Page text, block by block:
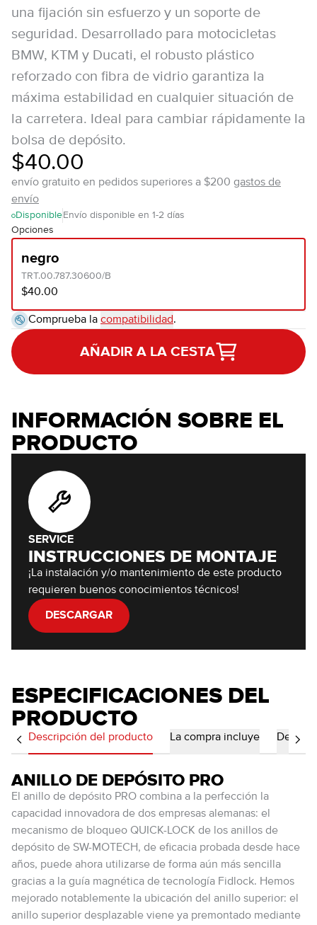
una fijación sin esfuerzo y un soporte de
seguridad. Desarrollado para motocicletas
BMW, KTM y Ducati, el robusto plástico
reforzado con fibra de vidrio garantiza la
máxima estabilidad en cualquier situación de
la carretera. Ideal para cambiar rápidamente la
bolsa de depósito.
$40.00
envío gratuito en pedidos superiores a $200 gastos de
envío
Disponible Envío disponible en 1-2 días
Opciones
negro
TRT.00.787.30600/B
$40.00
Comprueba la compatibilidad.
AÑADIR A LA CESTA
INFORMACIÓN SOBRE EL
PRODUCTO
SERVICE
INSTRUCCIONES DE MONTAJE
¡La instalación y/o mantenimiento de este producto
requieren buenos conocimientos técnicos!
DESCARGAR
ESPECIFICACIONES DEL
PRODUCTO
Descripción del producto La compra incluye Detalles
ANILLO DE DEPÓSITO PRO
El anillo de depósito PRO combina a la perfección la
capacidad innovadora de dos empresas alemanas: el
mecanismo de bloqueo QUICK-LOCK de los anillos de
depósito de SW-MOTECH, de eficacia probada desde hace
años, puede ahora utilizarse de forma aún más sencilla
gracias a la guía magnética de tecnología Fidlock. Hemos
mejorado notablemente la ubicación del anillo superior: el
anillo superior desplazable viene ya premontado mediante